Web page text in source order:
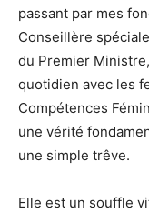
passant par mes
Conseillère
du Premier
quotidien avec les
Compétences
une vérité
une simple trêve.
Elle est un souffle